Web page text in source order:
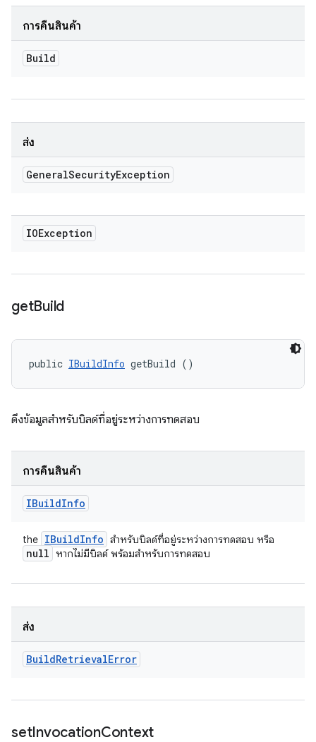
การคืนสินค้า
Build
ส่ง
GeneralSecurityException
IOException
getBuild
public IBuildInfo getBuild ()
ดึงข้อมูลสำหรับบิลด์ที่อยู่ระหว่างการทดสอบ
การคืนสินค้า
IBuildInfo
the IBuildInfo สำหรับบิลด์ที่อยู่ระหว่างการทดสอบ หรือ
null หากไม่มีบิลด์ พร้อมสำหรับการทดสอบ
ส่ง
BuildRetrievalError
setInvocationContext